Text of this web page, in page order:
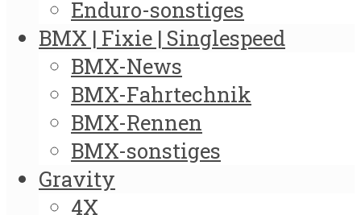
Enduro-sonstiges
BMX | Fixie | Singlespeed
BMX-News
BMX-Fahrtechnik
BMX-Rennen
BMX-sonstiges
Gravity
4X